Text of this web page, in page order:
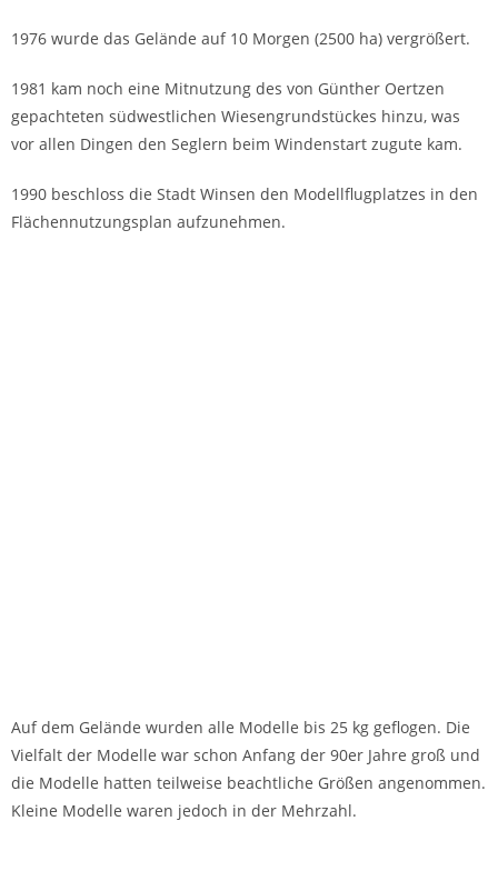
1976 wurde das Gelände auf 10 Morgen (2500 ha) vergrößert.
1981 kam noch eine Mitnutzung des von Günther Oertzen
gepachteten südwestlichen Wiesengrundstückes hinzu, was
vor allen Dingen den Seglern beim Windenstart zugute kam.
1990 beschloss die Stadt Winsen den Modellflugplatzes in den
Flächennutzungsplan aufzunehmen.
Auf dem Gelände wurden alle Modelle bis 25 kg geflogen. Die
Vielfalt der Modelle war schon Anfang der 90er Jahre groß und
die Modelle hatten teilweise beachtliche Größen angenommen.
Kleine Modelle waren jedoch in der Mehrzahl.